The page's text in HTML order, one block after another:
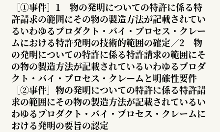
［①事件］1 物の発明についての特許に係る特
許請求の範囲にその物の製造方法が記載されてい
るいわゆるプロダクト・バイ・プロセス・クレー
ムにおける特許発明の技術的範囲の確定／2 物
の発明についての特許に係る特許請求の範囲にそ
の物の製造方法が記載されているいわゆるプロダ
クト・バイ・プロセス・クレームと明確性要件
［②事件］物の発明についての特許に係る特許請
求の範囲にその物の製造方法が記載されているい
わゆるプロダクト・バイ・プロセス・クレームに
おける発明の要旨の認定